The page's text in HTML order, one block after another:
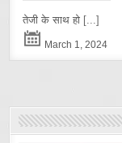
तेजी के साथ हो [...]
March 1, 2024